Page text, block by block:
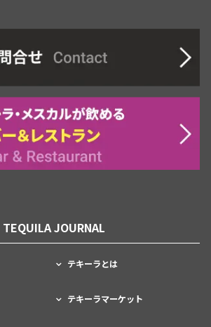
TEQUILA JOURNAL
テキーラとは
テキーラマーケット